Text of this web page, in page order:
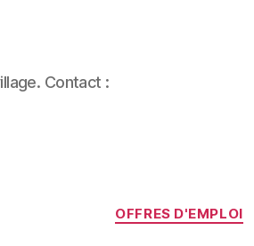
Contact :
Catégories
OFFRES D'EMPLOI